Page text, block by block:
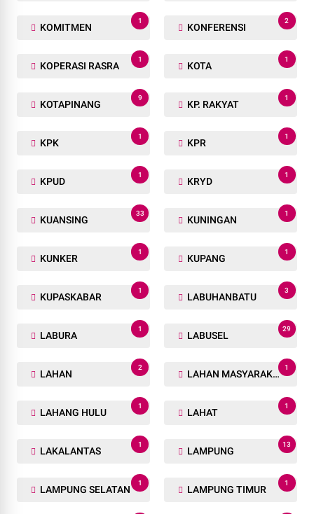
KOMITMEN
1
KONFERENSI
2
KOPERASI RASRA
1
KOTA
1
KOTAPINANG
9
KP. RAKYAT
1
KPK
1
KPR
1
KPUD
1
KRYD
1
KUANSING
33
KUNINGAN
1
KUNKER
1
KUPANG
1
KUPASKABAR
1
LABUHANBATU
3
LABURA
1
LABUSEL
29
LAHAN
2
LAHAN MASYARAKAT
1
LAHANG HULU
1
LAHAT
1
LAKALANTAS
1
LAMPUNG
13
LAMPUNG SELATAN
1
LAMPUNG TIMUR
1